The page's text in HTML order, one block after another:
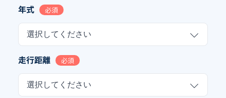
年式 必須
選択してください
走行距離 必須
選択してください